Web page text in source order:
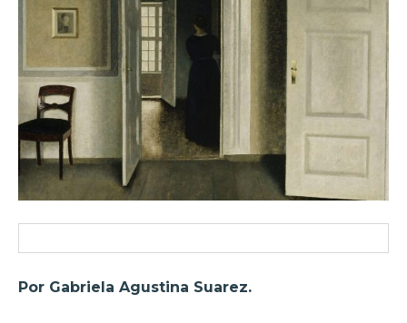
Por Gabriela Agustina Suarez.